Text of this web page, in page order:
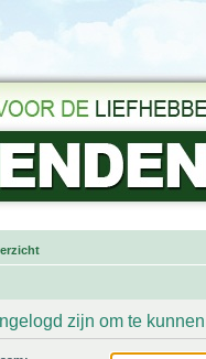
zijn om te